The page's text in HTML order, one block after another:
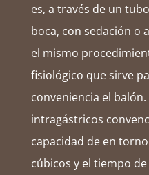
es, a través de un
boca, con sedación o
el mismo
fisiológico que sirve
conveniencia el
intragástricos
capacidad de en
cúbicos y el tiempo